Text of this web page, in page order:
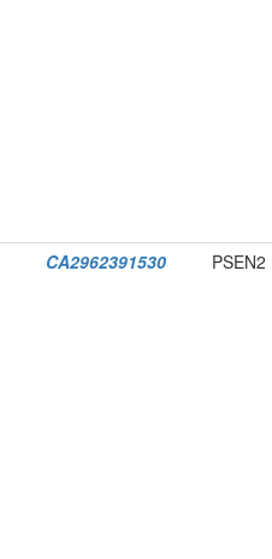
CA2962391530 PSEN2